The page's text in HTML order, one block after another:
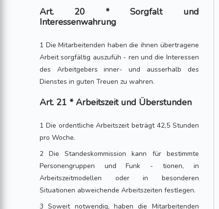
Art. 20 * Sorgfalt und
Interessenwahrung
1 Die Mitarbeitenden haben die ihnen übertragene
Arbeit sorgfältig auszufüh - ren und die Interessen
des Arbeitgebers inner- und ausserhalb des
Dienstes in guten Treuen zu wahren.
Art. 21 * Arbeitszeit und Überstunden
1 Die ordentliche Arbeitszeit beträgt 42,5 Stunden
pro Woche.
2 Die Standeskommission kann für bestimmte
Personengruppen und Funk - tionen, in
Arbeitszeitmodellen oder in besonderen
Situationen abweichende Arbeitszeiten festlegen.
3 Soweit notwendig, haben die Mitarbeitenden